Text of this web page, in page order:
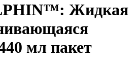
Жидкая
мл пакет